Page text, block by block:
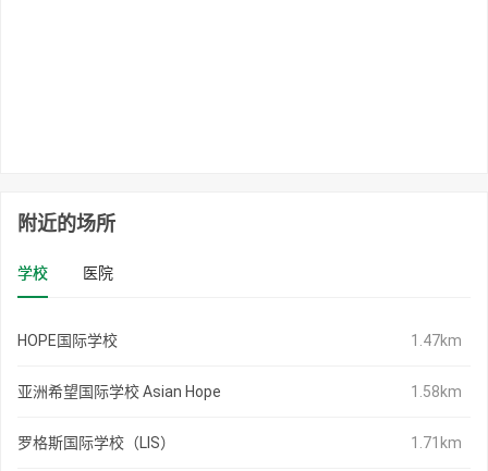
附近的场所
学校 医院
HOPE国际学校 1.47km
亚洲希望国际学校 Asian Hope 1.58km
罗格斯国际学校（LIS） 1.71km